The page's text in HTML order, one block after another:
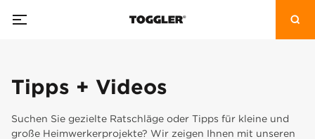
Tipps + Videos
Suchen Sie gezielte Ratschläge oder Tipps für kleine und
große Heimwerkerprojekte? Wir zeigen Ihnen mit unseren